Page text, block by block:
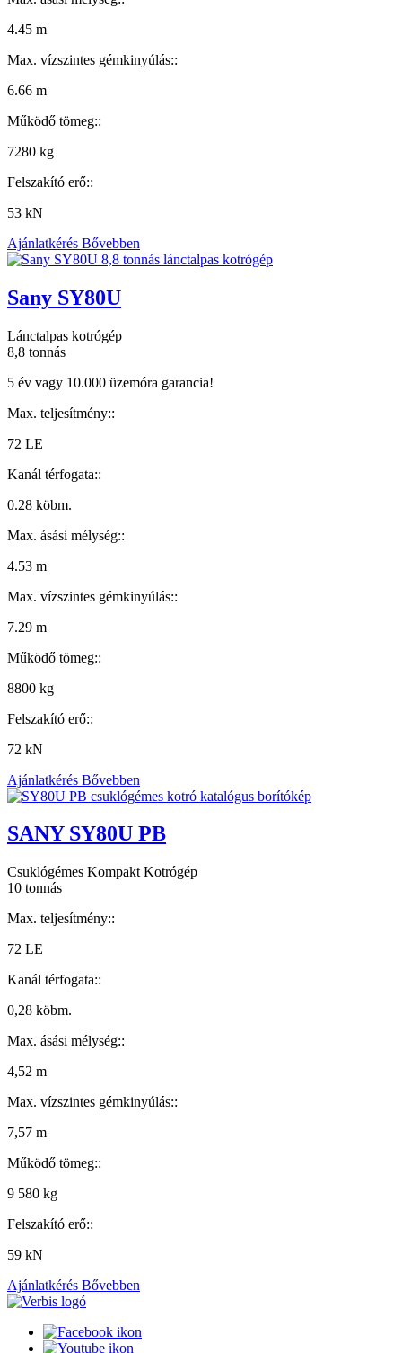
4.45 m
Max. vízszintes gémkinyúlás::
6.66 m
Működő tömeg::
7280 kg
Felszakító erő::
53 kN
Ajánlatkérés Bővebben
Sany SY80U
Lánctalpas kotrógép
8,8 tonnás
5 év vagy 10.000 üzemóra garancia!
Max. teljesítmény::
72 LE
Kanál térfogata::
0.28 köbm.
Max. ásási mélység::
4.53 m
Max. vízszintes gémkinyúlás::
7.29 m
Működő tömeg::
8800 kg
Felszakító erő::
72 kN
Ajánlatkérés Bővebben
SANY SY80U PB
Csuklógémes Kompakt Kotrógép
10 tonnás
Max. teljesítmény::
72 LE
Kanál térfogata::
0,28 köbm.
Max. ásási mélység::
4,52 m
Max. vízszintes gémkinyúlás::
7,57 m
Működő tömeg::
9 580 kg
Felszakító erő::
59 kN
Ajánlatkérés Bővebben